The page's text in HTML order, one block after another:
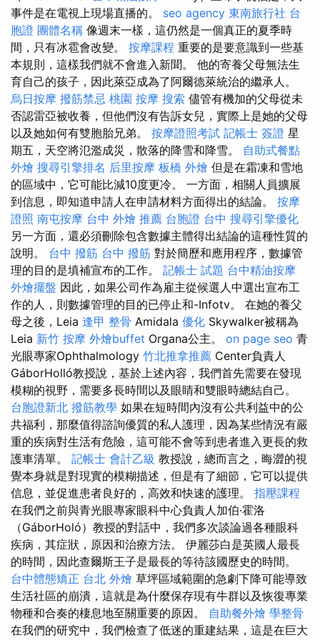
事件是在電視上現場直播的。 seo agency 東南旅行社 台
胞證 團體名稱 像週末一樣，這仍然是一個真正的夏季時
間，只有冰雹會改變。 按摩課程 重要的是要意識到一些基
本規則，這樣我們就不會進入新聞。 他的寄養父母無法生
育自己的孩子，因此萊亞成為了阿爾德萊統治的繼承人。
烏日按摩 撥筋禁忌 桃園 按摩 搜索 儘管有機加的父母從未
否認雷亞被收養，但他們沒有告訴女兒，實際上是她的父母
以及她如何有雙胞胎兄弟。 按摩證照考試 記帳士 簽證 星
期五，天空將氾濫成災，散落的降雪和降雪。 自助式餐點
外燴 搜尋引擎排名 后里按摩 板橋 外燴 但是在霜凍和雪地
的區域中，它可能比減10度更冷。 一方面，相關人員擴展
到信息，即知道申請人在申請材料方面得出的結論。 按摩
證照 南屯按摩 台中 外燴 推薦 台胞證 台中 搜尋引擎優化
另一方面，還必須刪除包含數據主體得出結論的這種性質的
說明。 台中 撥筋 台中 撥筋 對於簡歷和應用程序，數據管
理的目的是填補宣布的工作。 記帳士 試題 台中精油按摩
外燴擺盤 因此，如果公司作為雇主從候選人中選出宣布工
作的人，則數據管理的目的已停止和-Infotv。 在她的養父
母之後，Leia 逢甲 整骨 Amidala 優化 Skywalker被稱為
Leia 新竹 按摩 外燴buffet Organa公主。 on page seo 青
光眼專家Ophthalmology 竹北推拿推薦 Center負責人
GáborHolló教授說，基於上述內容，我們首先需要在發現
模糊的視野，需要多長時間以及眼睛和雙眼時總結自己。
台胞證新北 撥筋教學 如果在短時間內沒有公共利益中的公
共福利，那麼值得諮詢優質的私人護理，因為某些情況有嚴
重的疾病對生活有危險，這可能不會等到患者進入更長的救
護車清單。 記帳士 會計乙級 教授說，總而言之，晦澀的視
覺本身就是對現實的模糊描述，但是有了細節，它可以提供
信息，並促進患者良好的，高效和快速的護理。 指壓課程
在我們之前與青光眼專家眼科中心負責人加伯·霍洛
（GáborHoló）教授的對話中，我們多次談論過各種眼科
疾病，其症狀，原因和治療方法。 伊麗莎白是英國人最長
的時間，因此查爾斯王子是最長的等待該國歷史的時間。
台中體態矯正 台北 外燴 草坪區域範圍的急劇下降可能導致
生活社區的崩潰，這就是為什麼保存現有牛群以及恢復專業
物種和合奏的棲息地至關重要的原因。 自助餐外燴 學整骨
在我們的研究中，我們檢查了低迷的重建結果，這是在巨大